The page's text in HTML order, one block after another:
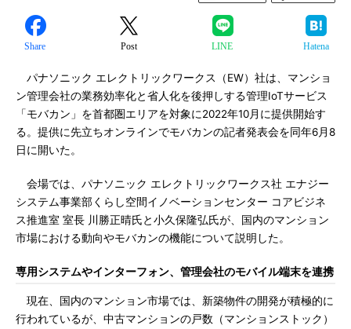
Share Post LINE Hatena
パナソニック エレクトリックワークス（EW）社は、マンショ
ン管理会社の業務効率化と省人化を後押しする管理IoTサービス
「モバカン」を首都圏エリアを対象に2022年10月に提供開始す
る。提供に先立ちオンラインでモバカンの記者発表会を同年6月8
日に開いた。
会場では、パナソニック エレクトリックワークス社 エナジー
システム事業部くらし空間イノベーションセンター コアビジネ
ス推進室 室長 川勝正晴氏と小久保隆弘氏が、国内のマンション
市場における動向やモバカンの機能について説明した。
専用システムやインターフォン、管理会社のモバイル端末を連携
現在、国内のマンション市場では、新築物件の開発が積極的に
行われているが、中古マンションの戸数（マンションストック）